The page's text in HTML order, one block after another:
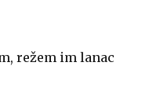
režem im lanac